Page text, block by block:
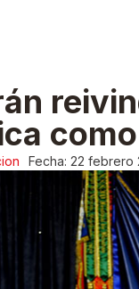
Fecha: 22 febrero